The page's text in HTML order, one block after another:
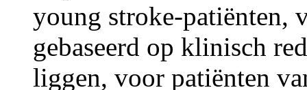
young stroke-patiënten,
gebaseerd op klinisch
liggen, voor patiënten